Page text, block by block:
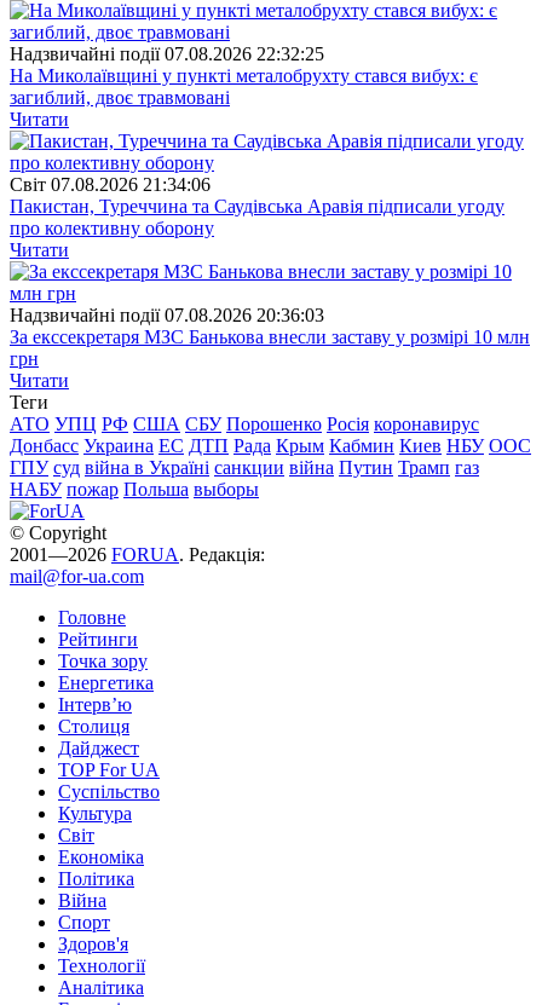
Надзвичайні події 07.08.2026 22:32:25
На Миколаївщині у пункті металобрухту стався вибух: є
загиблий, двоє травмовані
Читати
Свiт 07.08.2026 21:34:06
Пакистан, Туреччина та Саудівська Аравія підписали угоду
про колективну оборону
Читати
Надзвичайні події 07.08.2026 20:36:03
За екссекретаря МЗС Банькова внесли заставу у розмірі 10 млн
грн
Читати
Теги
АТО УПЦ РФ США СБУ Порошенко Росія коронавирус
Донбасс Украина ЕС ДТП Рада Крым Кабмин Киев НБУ ООС
ГПУ суд війна в Україні санкции війна Путин Трамп газ
НАБУ пожар Польша выборы
© Copyright
2001—2026 FORUA. Редакція:
mail@for-ua.com
Головне
Рейтинги
Точка зору
Енергетика
Інтерв’ю
Столиця
Дайджест
TOP For UA
Суспiльство
Культура
Світ
Економіка
Політика
Війна
Спорт
Здоров'я
Технології
Аналітика